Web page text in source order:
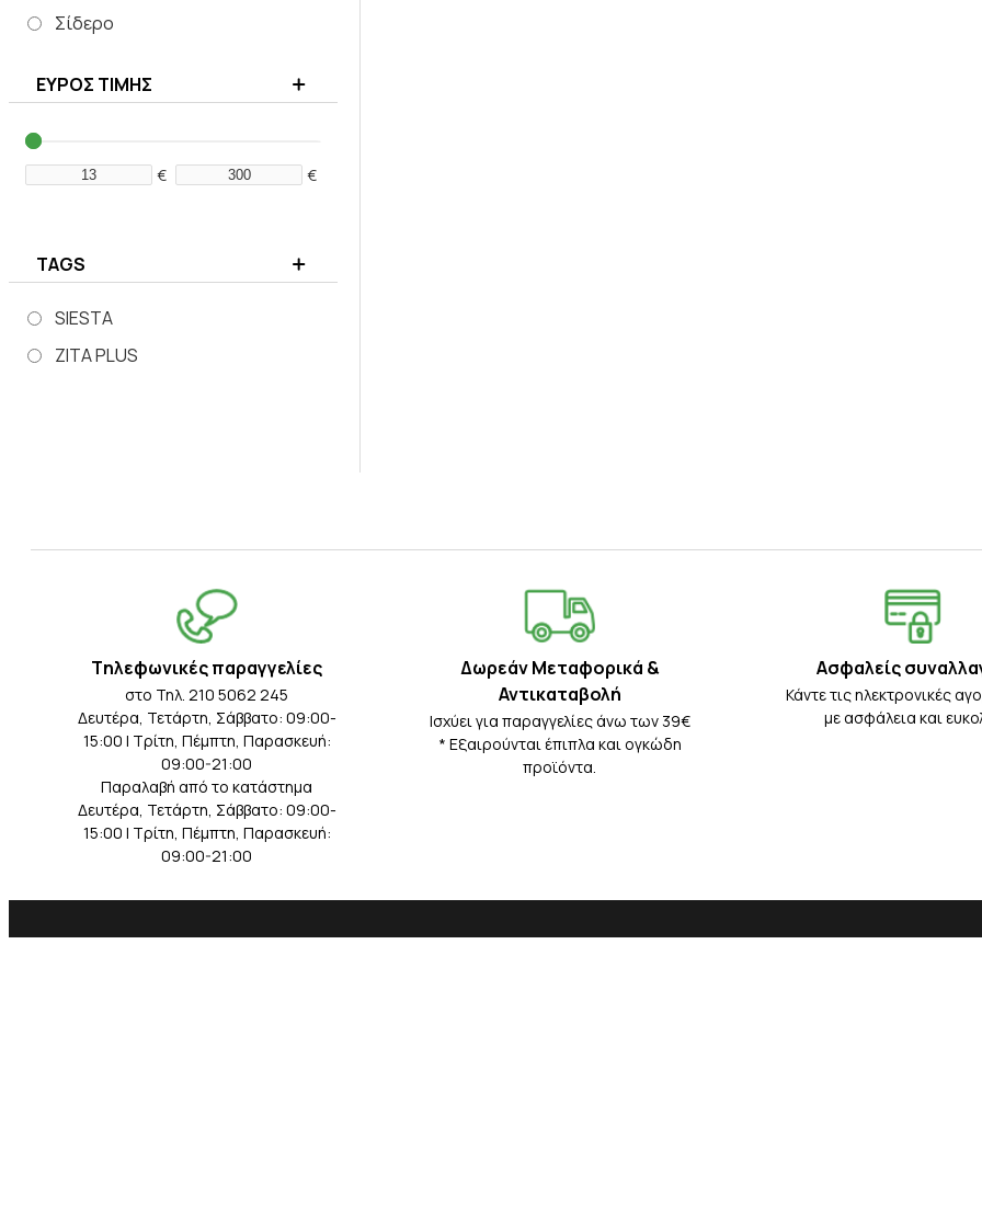
ΕΥΡΟΣ ΤΙΜΗΣ
€ €
Σίδερο
TAGS
SIESTA
ZITA PLUS
Tηλεφωνικές παραγγελίες
στο Τηλ. 210 5062 245
Δευτέρα, Τετάρτη, Σάββατο: 09:00-
15:00 | Τρίτη, Πέμπτη, Παρασκευή:
09:00-21:00
Παραλαβή από το κατάστημα
Δευτέρα, Τετάρτη, Σάββατο: 09:00-
15:00 | Τρίτη, Πέμπτη, Παρασκευή:
09:00-21:00
Δωρεάν Μεταφορικά &
Αντικαταβολή
Iσχύει για παραγγελίες άνω των 39€
* Eξαιρούνται έπιπλα και ογκώδη
προϊόντα.
Ασφαλείς
Κάντε τις ηλεκτρονικές
με ασφάλεια και